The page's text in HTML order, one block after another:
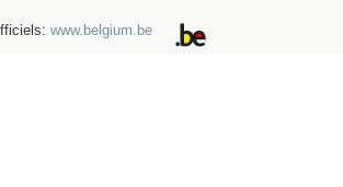
www.belgium.be